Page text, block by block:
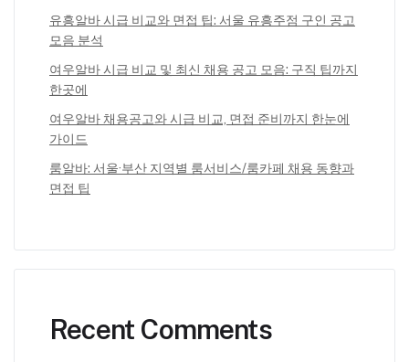
유흥알바 시급 비교와 면접 팁: 서울 유흥주점 구인 공고
모음 분석
여우알바 시급 비교 및 최신 채용 공고 모음: 구직 팁까지
한곳에
여우알바 채용공고와 시급 비교, 면접 준비까지 한눈에
가이드
룸알바: 서울·부산 지역별 룸서비스/룸카페 채용 동향과
면접 팁
Recent Comments